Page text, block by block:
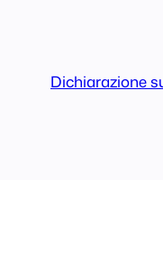
Dichiarazione